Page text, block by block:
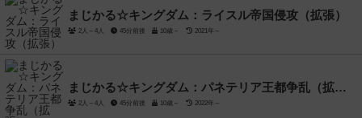
まじかる☆キングダム：ライスル帝国侵攻（拡張）
2人～4人 45分前後 10歳～ 2021年～
まじかる☆キングダム：パネテリア王都争乱（拡張）
2人～4人 45分前後 10歳～ 2022年～